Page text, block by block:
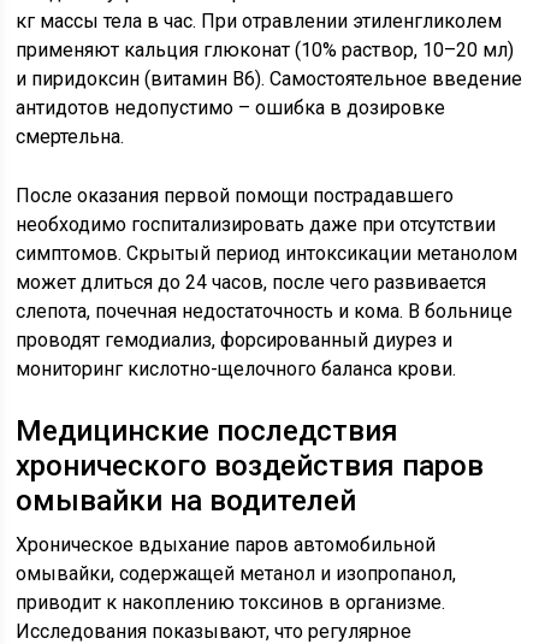
кг массы тела в час. При отравлении этиленгликолем
применяют кальция глюконат (10% раствор, 10–20 мл)
и пиридоксин (витамин B6). Самостоятельное введение
антидотов недопустимо – ошибка в дозировке
смертельна.
После оказания первой помощи пострадавшего
необходимо госпитализировать даже при отсутствии
симптомов. Скрытый период интоксикации метанолом
может длиться до 24 часов, после чего развивается
слепота, почечная недостаточность и кома. В больнице
проводят гемодиализ, форсированный диурез и
мониторинг кислотно-щелочного баланса крови.
Медицинские последствия
хронического воздействия паров
омывайки на водителей
Хроническое вдыхание паров автомобильной
омывайки, содержащей метанол и изопропанол,
приводит к накоплению токсинов в организме.
Исследования показывают, что регулярное